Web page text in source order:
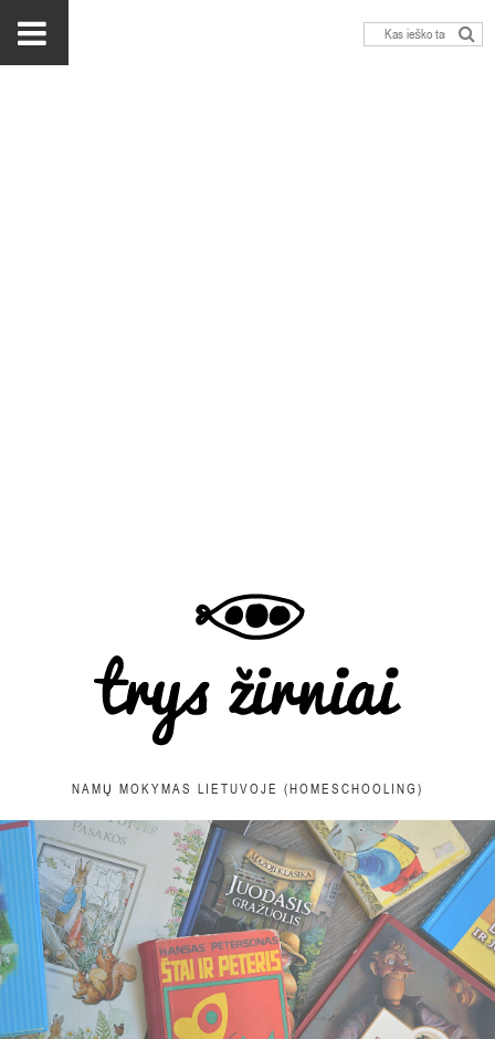
NAMŲ MOKYMAS LIETUVOJE (HOMESCHOOLING)